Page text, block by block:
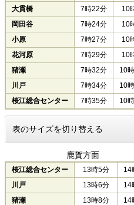
大貫橋
7時22分
10
岡田谷
7時24分
10
小原
7時27分
10
花河原
7時29分
10
猪瀬
7時32分
10
川戸
7時34分
10
桜江総合センター
7時35分 10
表のサイズを切り替える
鹿賀方面
桜江総合センター 13時5分
14
川戸
13時6分
14
猪瀬
13時8分
14